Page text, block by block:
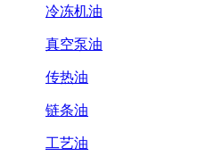
冷冻机油
真空泵油
传热油
链条油
工艺油